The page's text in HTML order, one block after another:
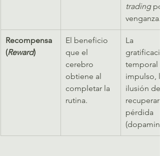
trading
venganza.
Recompensa
(Reward)
El beneficio
que el
cerebro
obtiene al
completar la
rutina.
La
temporal
impulso,
ilusión de
recuperar
pérdida